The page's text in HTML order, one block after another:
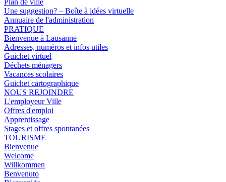
Une suggestion? – Boîte à idées virtuelle
Annuaire de l'administration
PRATIQUE
Bienvenue à Lausanne
Adresses, numéros et infos utiles
Guichet virtuel
Déchets ménagers
Vacances scolaires
Guichet cartographique
NOUS REJOINDRE
L'employeur Ville
Offres d'emploi
Apprentissage
Stages et offres spontanées
TOURISME
Bienvenue
Welcome
Willkommen
Benvenuto